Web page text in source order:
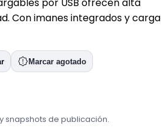
Con imanes integrados y carga
Marcar agotado
snapshots de publicación.